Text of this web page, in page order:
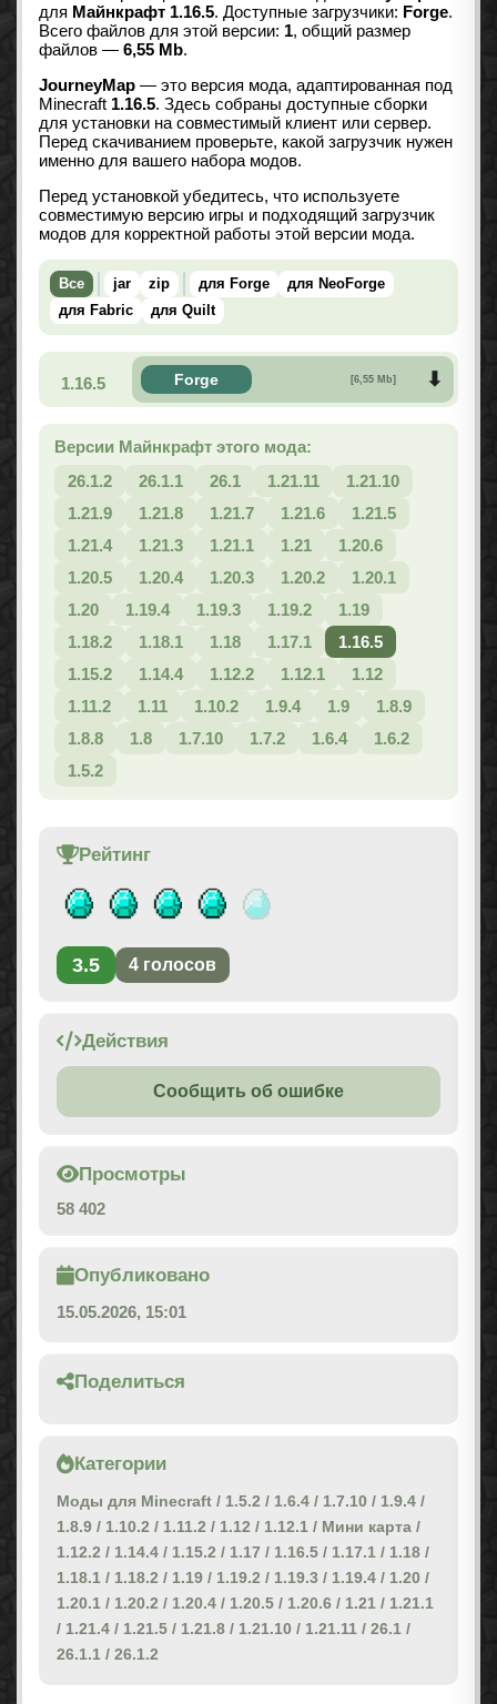
для Майнкрафт 1.16.5. Доступные загрузчики: Forge.
Всего файлов для этой версии: 1, общий размер
файлов — 6,55 Mb.
JourneyMap — это версия мода, адаптированная под
Minecraft 1.16.5. Здесь собраны доступные сборки
для установки на совместимый клиент или сервер.
Перед скачиванием проверьте, какой загрузчик нужен
именно для вашего набора модов.
Перед установкой убедитесь, что используете
совместимую версию игры и подходящий загрузчик
модов для корректной работы этой версии мода.
Все jar zip для Forge
для NeoForge
для Fabric
для Quilt
1.16.5 Forge [6,55 Mb]
Версии Майнкрафт этого мода:
26.1.2
26.1.1 26.1 1.21.11
1.21.10
1.21.9
1.21.8 1.21.7 1.21.6
1.21.5
1.21.4
1.21.3 1.21.1 1.21
1.20.6
1.20.5
1.20.4 1.20.3 1.20.2
1.20.1
1.20
1.19.4 1.19.3 1.19.2
1.19
1.18.2
1.18.1 1.18 1.17.1
1.16.5
1.15.2
1.14.4 1.12.2 1.12.1
1.12
1.11.2
1.11 1.10.2 1.9.4 1.9
1.8.9
1.8.8
1.8 1.7.10 1.7.2 1.6.4
1.6.2
1.5.2
Рейтинг
3.5 4 голосов
Действия
Сообщить об ошибке
Просмотры
58 402
Опубликовано
15.05.2026, 15:01
Поделиться
Категории
Моды для Minecraft / 1.5.2 / 1.6.4 / 1.7.10 / 1.9.4 /
1.8.9 / 1.10.2 / 1.11.2 / 1.12 / 1.12.1 / Мини карта /
1.12.2 / 1.14.4 / 1.15.2 / 1.17 / 1.16.5 / 1.17.1 / 1.18 /
1.18.1 / 1.18.2 / 1.19 / 1.19.2 / 1.19.3 / 1.19.4 / 1.20 /
1.20.1 / 1.20.2 / 1.20.4 / 1.20.5 / 1.20.6 / 1.21 / 1.21.1
/ 1.21.4 / 1.21.5 / 1.21.8 / 1.21.10 / 1.21.11 / 26.1 /
26.1.1 / 26.1.2